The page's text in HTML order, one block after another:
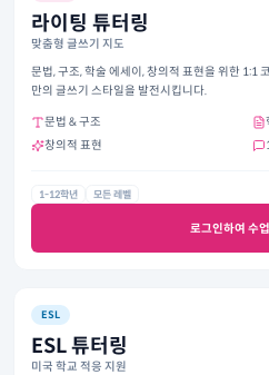
라이팅 튜터링
맞춤형 글쓰기 지도
문법, 구조, 학술 에세이, 창의적 표현을 위한 1:1
만의 글쓰기 스타일을 발전시킵니다.
문법 & 구조
창의적 표현
1-12학년 모든 레벨
로그인하여 수
ESL
ESL 튜터링
미국 학교 적응 지원